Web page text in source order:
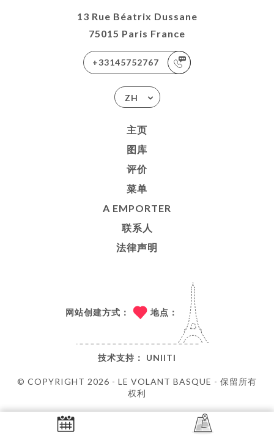
13 Rue Béatrix Dussane
75015 Paris France
+33145752767
ZH
主页
图库
评价
菜单
A EMPORTER
联系人
法律声明
© COPYRIGHT 2026 - LE VOLANT BASQUE - 保留所有
权利
网站创建方式： 地点：
技术支持： UNIITI